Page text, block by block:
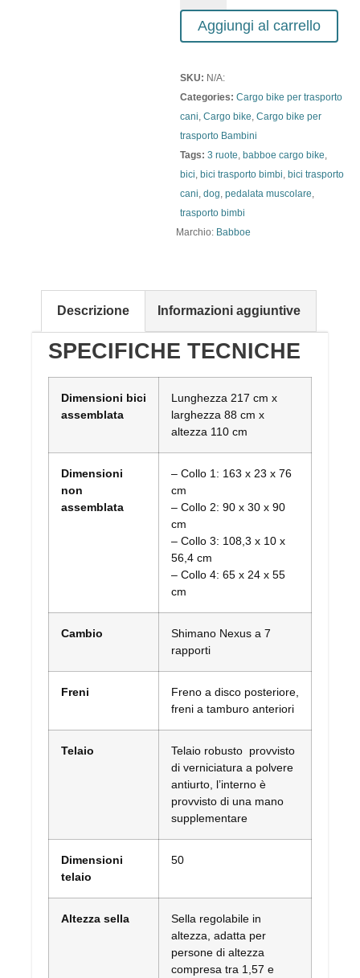
Aggiungi al carrello
SKU: N/A:
Categories: Cargo bike per trasporto
cani, Cargo bike, Cargo bike per
trasporto Bambini
Tags: 3 ruote, babboe cargo bike,
bici, bici trasporto bimbi, bici trasporto
cani, dog, pedalata muscolare,
trasporto bimbi
Marchio: Babboe
Descrizione Informazioni aggiuntive
SPECIFICHE TECNICHE
Dimensioni bici
assemblata
Lunghezza 217 cm x
larghezza 88 cm x
altezza 110 cm
Dimensioni
non
assemblata
– Collo 1: 163 x 23 x 76
cm
– Collo 2: 90 x 30 x 90
cm
– Collo 3: 108,3 x 10 x
56,4 cm
– Collo 4: 65 x 24 x 55
cm
Cambio
Shimano Nexus a 7
rapporti
Freni
Freno a disco posteriore,
freni a tamburo anteriori
Telaio
Telaio robusto provvisto
di verniciatura a polvere
antiurto, l’interno è
provvisto di una mano
supplementare
Dimensioni
telaio
50
Altezza sella
Sella regolabile in
altezza, adatta per
persone di altezza
compresa tra 1,57 e